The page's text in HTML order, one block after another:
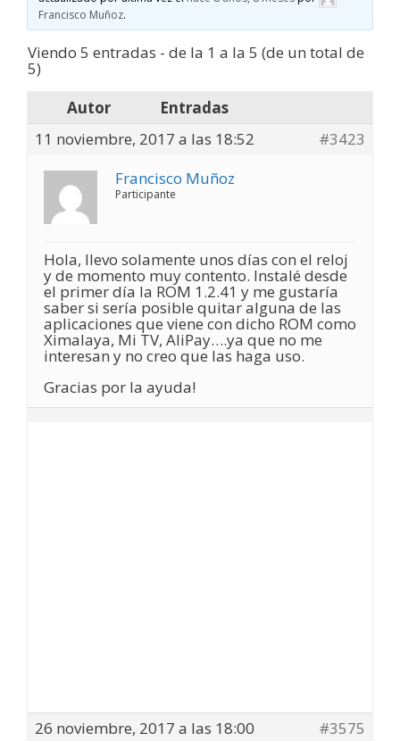
Francisco Muñoz.
Viendo 5 entradas - de la 1 a la 5 (de un total de
5)
Autor
Entradas
11 noviembre, 2017 a las 18:52
#3423
Francisco Muñoz
Participante
Hola, llevo solamente unos días con el reloj
y de momento muy contento. Instalé desde
el primer día la ROM 1.2.41 y me gustaría
saber si sería posible quitar alguna de las
aplicaciones que viene con dicho ROM como
Ximalaya, Mi TV, AliPay….ya que no me
interesan y no creo que las haga uso.
Gracias por la ayuda!
26 noviembre, 2017 a las 18:00 #3575